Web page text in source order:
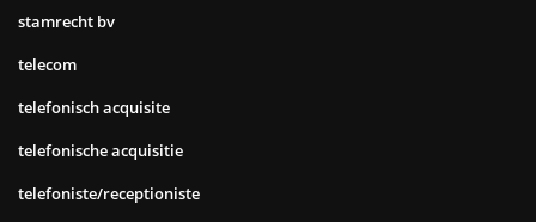
stamrecht bv
telecom
telefonisch acquisite
telefonische acquisitie
telefoniste/receptioniste